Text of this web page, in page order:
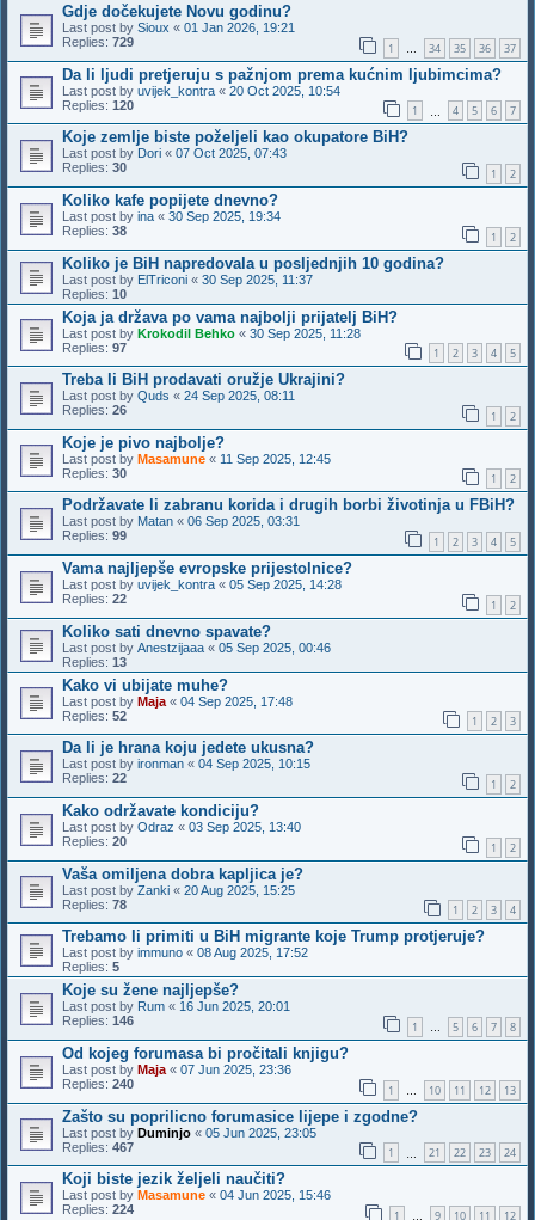
Gdje dočekujete Novu godinu?
Last post by Sioux « 01 Jan 2026, 19:21
Replies: 729 1 … 34 35 36 37
Da li ljudi pretjeruju s pažnjom prema kućnim ljubimcima?
Last post by uvijek_kontra « 20 Oct 2025, 10:54
Replies: 120 1 4 5 6 7
Koje zemlje biste poželjeli kao okupatore BiH?
Last post by Dori « 07 Oct 2025, 07:43
Replies: 30 1 2
Koliko kafe popijete dnevno?
Last post by ina « 30 Sep 2025, 19:34
Replies: 38 1 2
Koliko je BiH napredovala u posljednjih 10 godina?
Last post by ElTriconi « 30 Sep 2025, 11:37
Replies: 10
Koja ja država po vama najbolji prijatelj BiH?
Last post by Krokodil Behko « 30 Sep 2025, 11:28
Replies: 97 1 2 3 4 5
Treba li BiH prodavati oružje Ukrajini?
Last post by Quds « 24 Sep 2025, 08:11
Replies: 26 1 2
Koje je pivo najbolje?
Last post by Masamune « 11 Sep 2025, 12:45
Replies: 30 1 2
Podržavate li zabranu korida i drugih borbi životinja u FBiH?
Last post by Matan « 06 Sep 2025, 03:31
Replies: 99 1 2 3 4 5
Vama najljepše evropske prijestolnice?
Last post by uvijek_kontra « 05 Sep 2025, 14:28
Replies: 22 1 2
Koliko sati dnevno spavate?
Last post by Anestzijaaa « 05 Sep 2025, 00:46
Replies: 13
Kako vi ubijate muhe?
Last post by Maja « 04 Sep 2025, 17:48
Replies: 52 1 2 3
Da li je hrana koju jedete ukusna?
Last post by ironman « 04 Sep 2025, 10:15
Replies: 22 1 2
Kako održavate kondiciju?
Last post by Odraz « 03 Sep 2025, 13:40
Replies: 20 1 2
Vaša omiljena dobra kapljica je?
Last post by Zanki « 20 Aug 2025, 15:25
Replies: 78 1 2 3 4
Trebamo li primiti u BiH migrante koje Trump protjeruje?
Last post by immuno « 08 Aug 2025, 17:52
Replies: 5
Koje su žene najljepše?
Last post by Rum « 16 Jun 2025, 20:01
Replies: 146 1 … 5 6 7 8
Od kojeg forumasa bi pročitali knjigu?
Last post by Maja « 07 Jun 2025, 23:36
Replies: 240 1 … 10 11 12 13
Zašto su poprilicno forumasice lijepe i zgodne?
Last post by Duminjo « 05 Jun 2025, 23:05
Replies: 467 1 21 22 23 24
Koji biste jezik željeli naučiti?
Last post by Masamune « 04 Jun 2025, 15:46
Replies: 224 1 … 9 10 11 12